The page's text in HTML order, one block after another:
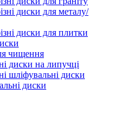
диски для металу/
диски для плитки
чищення
диски на липучці
шліфувальні диски
диски